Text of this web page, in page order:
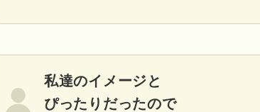
私達のイメージと
ぴったりだったので